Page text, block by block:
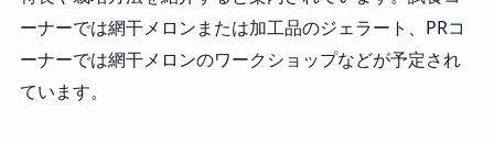
ーナーでは網干メロンまたは加工品のジェラート、PRコ
ーナーでは網干メロンのワークショップなどが予定され
ています。